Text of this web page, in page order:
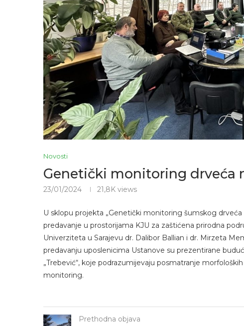
Novosti
Genetički monitoring drveća
23/01/2024 21,8K views
U sklopu projekta „Genetički monitoring šumskog drveća
predavanje u prostorijama KJU za zaštićena prirodna
Univerziteta u Sarajevu dr. Dalibor Ballian i dr. Mirzeta
predavanju uposlenicima Ustanove su prezentirane
„Trebević“, koje podrazumijevaju posmatranje
monitoring.
Prethodna objava